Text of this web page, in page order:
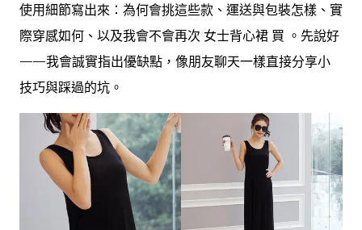
使用細節寫出來：為何會挑這些款、運送與包裝怎樣、實
際穿感如何、以及我會不會再次 女士背心裙 買 。先說好
——我會誠實指出優缺點，像朋友聊天一樣直接分享小
技巧與踩過的坑。